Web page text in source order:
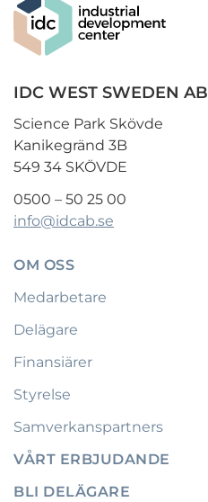
IDC WEST SWEDEN AB
Science Park Skövde
Kanikegränd 3B
549 34 SKÖVDE
0500 – 50 25 00
info@idcab.se
OM OSS
Medarbetare
Delägare
Finansiärer
Styrelse
Samverkanspartners
VÅRT ERBJUDANDE
BLI DELÄGARE